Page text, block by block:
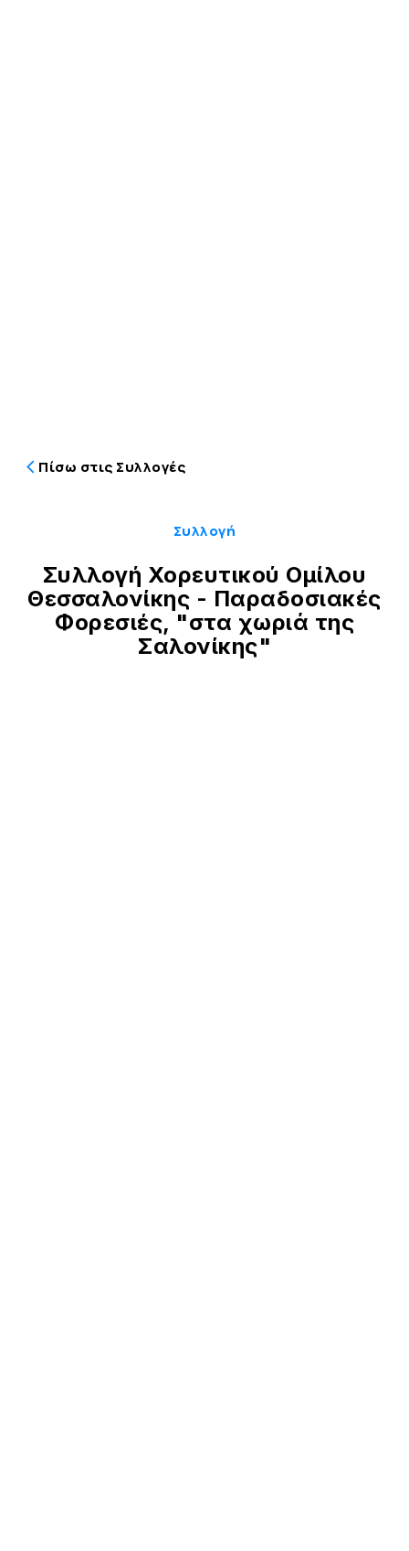
Πίσω στις Συλλογές
Συλλογή
Συλλογή Χορευτικού Ομίλου
Θεσσαλονίκης - Παραδοσιακές
Φορεσιές, "στα χωριά της
Σαλονίκης"